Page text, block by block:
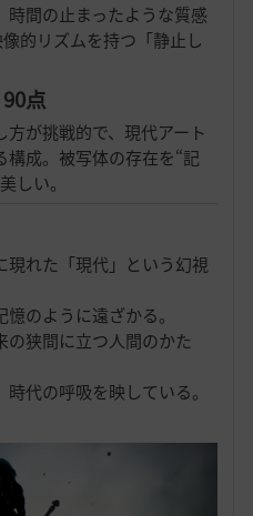
間の止まったような質感
的リズムを持つ「静止し
90点
が挑戦的で、現代アート
成。被写体の存在を“記
しい。
現れた「現代」という幻視
のように遠ざかる。
の狭間に立つ人間のかた
代の呼吸を映している。